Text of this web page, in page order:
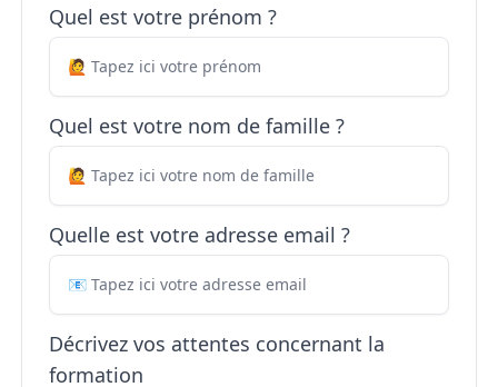
Quel est votre prénom ?
Quel est votre nom de famille ?
Quelle est votre adresse email ?
Décrivez vos attentes concernant la
formation